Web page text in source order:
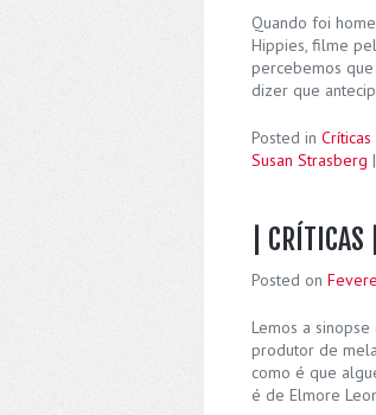
Quando foi
Hippies, filme
percebemos que
dizer que
Posted in Críticas
Susan Strasberg |
|
Posted on
Lemos a
produtor de
como é que
é de Elmore